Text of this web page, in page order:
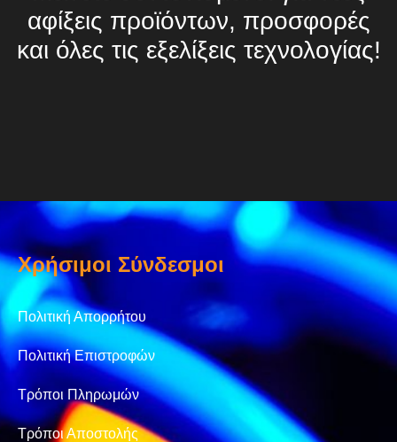
αφίξεις προϊόντων, προσφορές
και όλες τις εξελίξεις τεχνολογίας!
Χρήσιμοι Σύνδεσμοι
Πολιτική Απορρήτου
Πολιτική Επιστροφών
Τρόποι Πληρωμών
Τρόποι Αποστολής